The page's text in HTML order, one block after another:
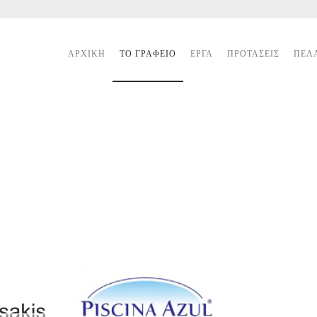
ΑΡΧΙΚΉ ΤΟ ΓΡΑΦΕΊΟ ΈΡΓΑ ΠΡΟΤΆΣΕΙΣ